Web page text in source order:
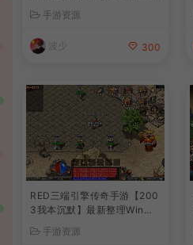
建教程+全套源码+视频教程
手游资源
波少 300
RED三端引擎传奇手游【200
3我本沉默】最新整理Win系
细搭建教程
手游资源